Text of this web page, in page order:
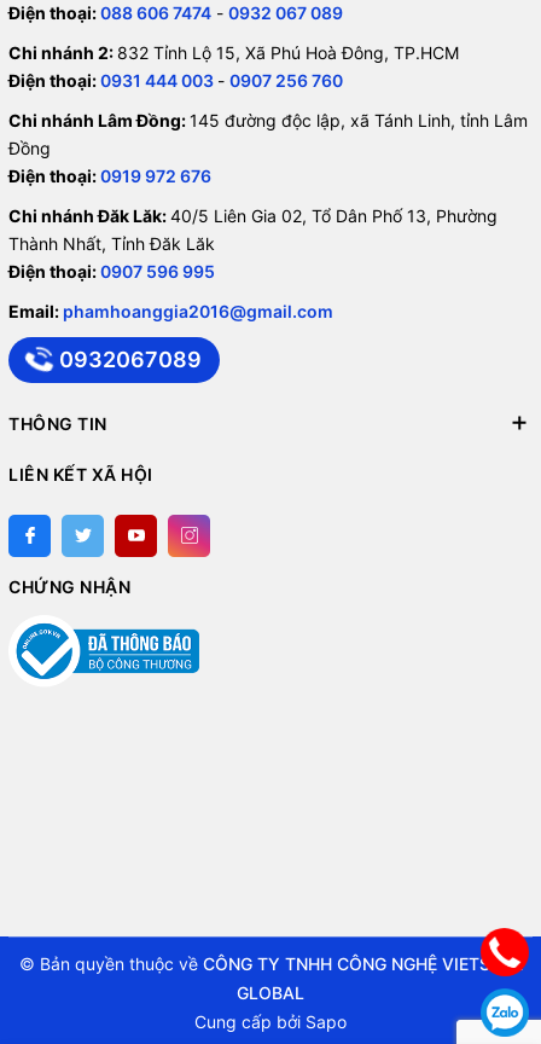
Điện thoại:088 606 7474 - 0932 067 089
Chi nhánh 2: 832 Tỉnh Lộ 15, Xã Phú Hoà Đông, TP.HCM
Điện thoại:0931 444 003 - 0907 256 760
Chi nhánh Lâm Đồng:145 đường độc lập, xã Tánh Linh, tỉnh Lâm
Đồng
Điện thoại:0919 972 676
Chi nhánh Đăk Lăk:40/5 Liên Gia 02, Tổ Dân Phố 13, Phường
Thành Nhất, Tỉnh Đăk Lăk
Điện thoại:0907 596 995
Email: phamhoanggia2016@gmail.com
0932067089
THÔNG TIN
LIÊN KẾT XÃ HỘI
CHỨNG NHẬN
© Bản quyền thuộc về CÔNG TY TNHH CÔNG NGHỆ VIETSTAR
GLOBAL
Cung cấp bởi Sapo